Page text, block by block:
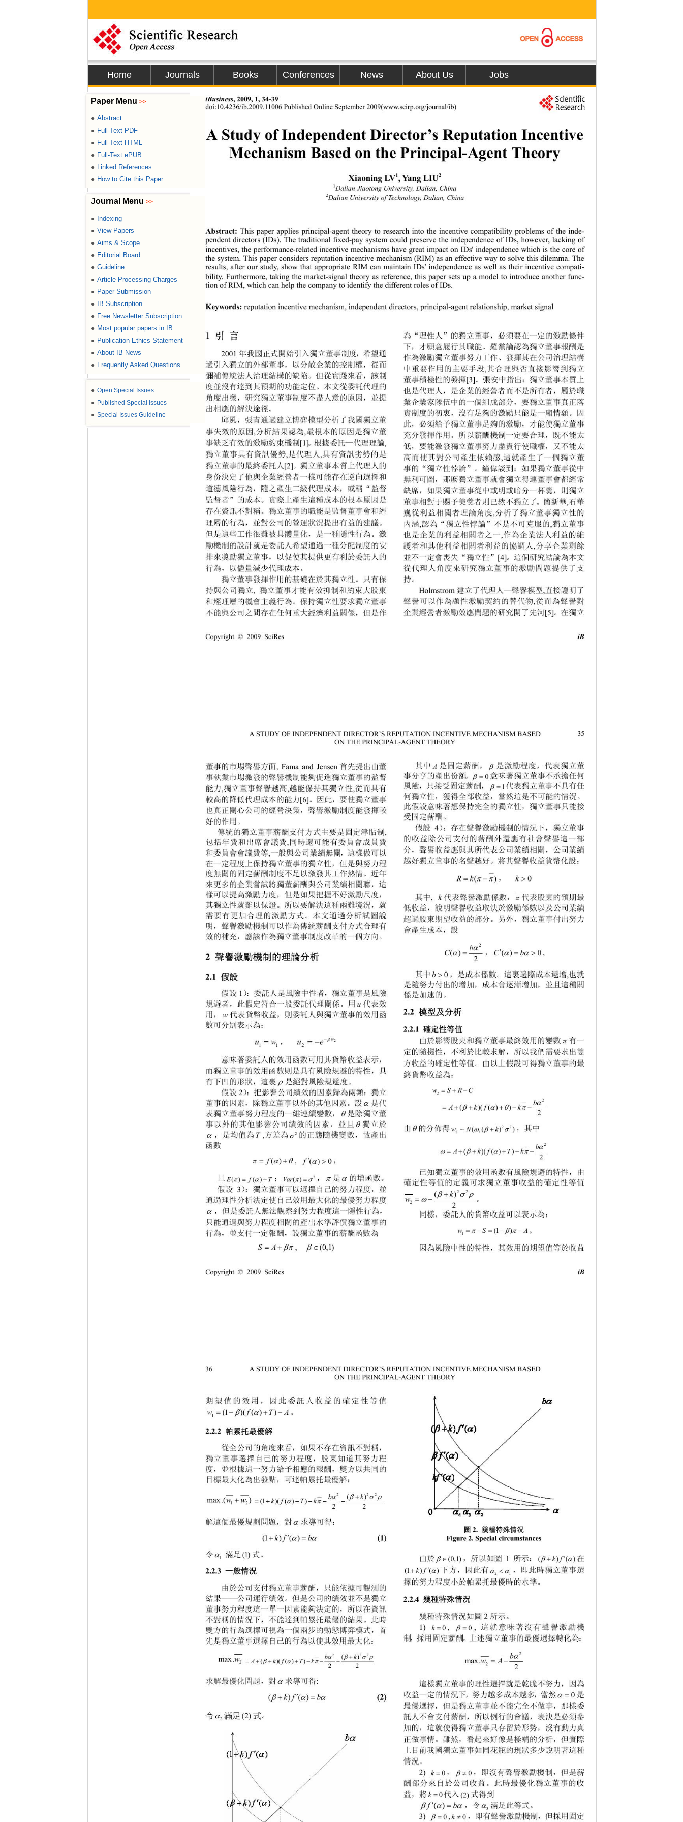
Home Journals Books Conferences News About Us Jobs
Paper Menu >>
● Abstract
● Full-Text PDF
● Full-Text HTML
● Full-Text ePUB
● Linked References
● How to Cite this Paper
Journal Menu >>
● Indexing
● View Papers
● Aims & Scope
● Editorial Board
● Guideline
● Article Processing Charges
● Paper Submission
● IB Subscription
● Free Newsletter Subscription
● Most popular papers in IB
● Publication Ethics Statement
● About IB News
● Frequently Asked Questions
● Open Special Issues
● Published Special Issues
● Special Issues Guideline
iBusiness, 2009, 1, 34-39
doi:10.4236/ib.2009.11006 Published Online September 2009(www.scirp.org/journal/ib)
Copyright © 2009 SciRes iB
A Study of Independent Director’s Reputation Incentive
Mechanism Based on the Principal-Agent Theory
Xiaoning LV1, Yang LIU2
Dalian Jiaotong University, Dalian, China
2Dalian University of Technology, Dalian, China
Abstract: This paper applies principal-agent theory to research into the incentive compatibility problems of the inde-
pendent directors (IDs). The traditional fixed-pay system could preserve the independence of IDs, however, lacking of
incentives, the performance-related incentive mechanisms have great impact on IDs' independence which is the core of
the system. This paper considers reputation incentive mechanism (RIM) as an effective way to solve this dilemma. The
results, after our study, show that appropriate RIM can maintain IDs' independence as well as their incentive compati-
bility. Furthermore, taking the market-signal theory as reference, this paper sets up a model to introduce another func-
tion of RIM, which can help the company to identify the different roles of IDs.
Keywords: reputation incentive mechanism, independent directors, principal-agent relationship, market signal
1 引 言
2001 年我國正式開始引入獨立董事制度，希望通
過引入獨立的外部董事，以分散企業的控制權，從而
彌補傳統法人治理結構的缺陷。但從實踐來看，該制
度並沒有達到其預期的功能定位。本文從委託代理的
角度出發，研究獨立董事制度不盡人意的原因，並提
出相應的解決途徑。
邱風，張青通過建立博弈模型分析了我國獨立董
事失效的原因 ,分析結果認為,最根本的原因是獨立董
事缺乏有效的激勵約束機制 [1]。根據委託—代理理論
獨立董事具有資訊優勢,是代理人 ,具有資訊劣勢的是
獨立董事的最終委託人 [2] 。獨立董事本質上代理人的
身份決定了他與企業經營者一樣可能存在逆向選擇和
道德風險行為，隨之產生二級代理成本，或稱“監督
監督者”的成本。實際上產生這種成本的根本原因是
存在資訊不對稱。獨立董事的職能是監督董事會和經
理層的行為，並對公司的營運狀況提出有益的建議。
但是這些工作很難被具體量化，是一種隱性行為。激
勵機制的設計就是委託人希望通過一種分配制度的安
排來獎勵獨立董事，以促使其提供更有利於委託人的
行為，以儘量減少代理成本。
獨立董事發揮作用的基礎在於其獨立性。只有保
持與公司獨立,
獨立董事才能有效抑制和約束大股東
和經理層的機會主義行為。保持獨立性要求獨立董事
不能與公司之間存在任何重大經濟利益關係，但是作
為“理性人”的獨立董事，必須要在一定的激勵條件
下，才願意履行其職能。羅黨論認為獨立董事報酬是
作為激勵獨立董事努力工作、發揮其在公司治理結構
中重要作用的主要手段,其合理與否直接影響到獨立
董事積極性的發揮[3] 。張安中指出：獨立董事本質上
也是代理人，是企業的經營者而不是所有者，屬於職
業企業家隊伍中的一個組成部分，要獨立董事真正落
實制度的初衷，沒有足夠的激勵只能是一廂情願。因
此，必須給予獨立董事足夠的激勵，才能使獨立董事
充分發揮作用。所以薪酬機制一定要合理，既不能太
低，要能激發獨立董事努力盡責行使職權，又不能太
高而使其對公司產生依賴感,這就產生了一個獨立董
事的“獨立性悖論”。鐘偉談到：如果獨立董事從中
無利可圖，那麼獨立董事就會獨立得連董事會都經常
缺席，如果獨立董事從中或明或暗分一杯羹，則獨立
董事相對于賜予美羹者則已然不獨立了。簡新華 ,石華
巍從利益相關者理論角度,分析了獨立董事獨立性的
內涵,認為“獨立性悖論”不是不可克服的,獨立董事
也是企業的利益相關者之一,作為企業法人利益的維
護者和其他利益相關者利益的協調人 ,分享企業剩餘
並不一定會喪失“獨立性”
[4] 。這個研究結論為本文
從代理人角度來研究獨立董事的激勵問題提供了支
持。
Holmstrom 建立了代理人—聲譽模型,直接證明了
聲譽可以作為顯性激勵契約的替代物,從而為聲譽對
企業經營者激勵效應問題的研究開了先河 [5] 。在獨立
A STUDY OF INDEPENDENT DIRECTOR’S REPUTATION INCENTIVE MECHANISM BASED
ON THE PRINCIPAL-AGENT THEORY
1
董事的市場聲譽方面, Fama and Jensen 首先提出由董
事執業市場激發的聲譽機制能夠促進獨立董事的監督
能力,獨立董事聲譽越高,越能保持其獨立性,從而具有
較高的降低代理成本的能力 [6] 。因此，要使獨立董事
也真正關心公司的經營決策，聲譽激勵制度能發揮較
好的作用。
傳統的獨立董事薪酬支付方式主要是固定津貼制,
包括年費和出席會議費, 同時還可能有委員會成員費
和委員會會議費等,一般與公司業績無關，這樣做可以
在一定程度上保持獨立董事的獨立性，但是與努力程
度無關的固定薪酬制度不足以激發其工作熱情。近年
來更多的企業嘗試將獨董薪酬與公司業績相關聯，這
樣可以提高激勵力度，但是如果把握不好激勵尺度，
其獨立性就難以保證。所以要解決這種兩難境況，就
需要有更加合理的激勵方式。本文通過分析試圖說
明，聲譽激勵機制可以作為傳統薪酬支付方式合理有
效的補充，應該作為獨立董事制度改革的一個方向。
2 聲譽激勵機制的理論分析
2.1 假設
假設 1 ）：委託人是風險中性者，獨立董事是風險
規避者，此假定符合一般委託代理關係。用 代表效
用， 代表貨幣收益，則委託人與獨立董事的效用函
數可分別表示為：
u
w
1
uw  ， 2
2
w
ue



意味著委託人的效用函數可用其貨幣收益表示，
而獨立董事的效用函數則是具有風險規避的特性，具
有下凹的形狀，這裏  是絕對風險規避度。
假設 2 ）：把影響公司績效的因素歸為兩類：獨立
董事的因素，除獨立董事以外的其他因素。設  是代
表獨立董事努力程度的一維連續變數， 是除獨立董
事以外的其他影響公司績效的因素，並且  獨立於
 ，是均值為 ,方差為 T2
 的正態隨機變數，故產出
函數
() f
 

, () 0 f

 ，
且() ()
E fT

；2
()Var
 
 ， 是  的增函數。
假設 3 ）：獨立董事可以選擇自己的努力程度，並
通過理性分析決定使自己效用最大化的最優努力程度
 ，但是委託人無法觀察到努力程度這一隱性行為，
只能通過與努力程度相關的產出水準評價獨立董事的
行為，並支付一定報酬，設獨立董事的薪酬函數為
SA
 , (0,1)
 
其中 A 是固定薪酬，  是激勵程度，代表獨立董
事分享的產出份額。 0
 
意味著獨立董事不承擔任何
風險，只接受固定薪酬， 1
代表獨立董事不具有任
何獨立性，獲得全部收益，當然這是不可能的情況。
此假設意味著想保持完全的獨立性，獨立董事只能接
受固定薪酬。
假設 4 ）：存在聲譽激勵機制的情況下，獨立董事
的收益除公司支付的薪酬外還應有社會聲譽這一部
分，聲譽收益應與其所代表公司業績相關，公司業績
越好獨立董事的名聲越好。將其聲譽收益貨幣化設：
(Rk
 
  ， 0
其中, 代表聲譽激勵係數，k  代表股東的預期最
低收益，說明聲譽收益取決於激勵係數以及公司業績
超過股東期望收益的部分。另外，獨立董事付出努力
會產生成本，設
2
()
2
b
C

 ，() 0
 
,
其中 ，是成本係數。這裏邊際成本遞增,也就
是隨努力付出的增加，成本會逐漸增加，並且這種關
係是加速的。
0b 
2.2 模型及分析
2.2.1 確定性等值
由於影響股東和獨立董事最終效用的變數  有一
定的隨機性，不利於比較求解，所以我們需要求出雙
方收益的確定性等值。由以上假設可得獨立董事的最
終貨幣收益為：
2
wSRC
 
2
()(())
b
Akf k


 
由  的分佈得 22
2 ~(,() )wN k
 
 ，其中
2
()(())
b
AkfTk

 
 
已知獨立董事的效用函數有風險規避的特性，由
確定性等值的定義可求獨立董事收益的確定性等值
22
2
()
2
k
w
 


 。
同樣，委託人的貨幣收益可以表示為：
1(1 )wS

A
   ,
因為風險中性的特性，其效用的期望值等於收益
Copyright © 2009 SciRes iB
A STUDY OF INDEPENDENT DIRECTOR’S REPUTATION INCENTIVE MECHANISM BASED
36
ON THE PRINCIPAL-AGENT THEORY
期望值的效用，因此委託人收益的確定性等值
1(1)(( ))wfT

 A 。
2.2.2 帕累托最優解
從全公司的角度來看，如果不存在資訊不對稱，
獨立董事選擇自己的努力程度，股東知道其努力程
度，並根據這一努力給予相應的報酬，雙方以共同的
目標最大化為出發點，可達帕累托最優解：
12
max .()ww
22
()
(1)( ( ))
22
bk
kfTk
2
 




解這個最優規劃問題，對  求導可得：
(1)( )kf b
 

 (1)
令1
 滿足 式。
2.2.3 一般情況
由於公司支付獨立董事薪酬，只能依據可觀測的
結果——公司運行績效。但是公司的績效並不是獨立
董事努力程度這一單一因素能夠決定的，所以在資訊
不對稱的情況下，不能達到帕累托最優的結果。此時
雙方的行為選擇可視為一個兩步的動態博弈模式，首
先是獨立董事選擇自己的行為以使其效用最大化：
2
max .w22
()
()(())
bk
AkfTk
 
 

 

求解最優化問題，對 求導可得:
()() kf b
 


 (2)
令2
 滿足 (2 式。
圖 2. 幾種特殊情況
Figure 2. Special circumstances
由於 (0, 1)
 ，所以如圖 1 所示： ()(
 

 在
(1)(kf )


 下方，因此有
21
 
 ，即此時獨立董事選
擇的努力程度小於帕累托最優時的水準。
2.2.4 幾種特殊情況
幾種特殊情況如圖 2所示。
1) 0k  ,  ,
這就意味著沒有聲譽激勵機
制，採用固定薪酬。上述獨立董事的最優選擇轉化為：
2
2
max .
b
wA


這樣獨立董事的理性選擇就是乾脆不努力，因為
收益一定的情況下，努力越多成本越多，當然 0
 
是
最優選擇，但是獨立董事並不能完全不做事，那樣委
託人不會支付薪酬，所以例行的會議，表決是必須參
加的，這就使得獨立董事只存留於形勢，沒有動力真
正做事情。雖然，看起來好像是極端的分析，但實際
上目前我國獨立董事如同花瓶的現狀多少說明著這種
情況。
2)
0k  ，0

，即沒有聲譽激勵機制，但是薪
酬部分來自於公司收益。此時最優化獨立董事的收
益，將 0k
 代入 式得到
(2)
()
f b
 
  ，令 3
 滿足此等式。
3)
0  ,0 k
 ，即有聲譽激勵機制，但採用固定